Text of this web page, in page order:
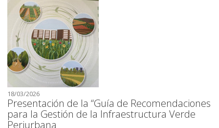
18/03/2026
Presentación de la “Guía de Recomendaciones
para la Gestión de la Infraestructura Verde
Periurbana